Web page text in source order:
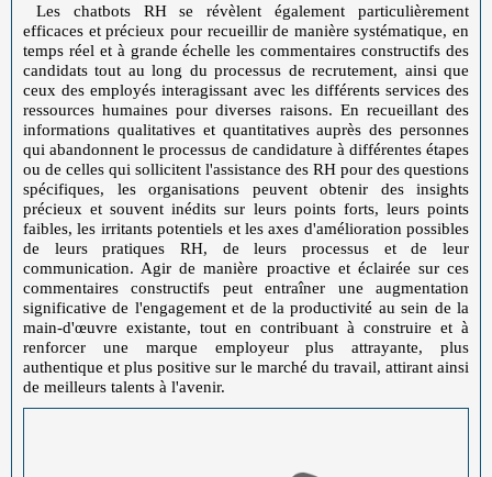
Les chatbots RH se révèlent également particulièrement
efficaces et précieux pour recueillir de manière systématique, en
temps réel et à grande échelle les commentaires constructifs des
candidats tout au long du processus de recrutement, ainsi que
ceux des employés interagissant avec les différents services des
ressources humaines pour diverses raisons. En recueillant des
informations qualitatives et quantitatives auprès des personnes
qui abandonnent le processus de candidature à différentes étapes
ou de celles qui sollicitent l'assistance des RH pour des questions
spécifiques, les organisations peuvent obtenir des insights
précieux et souvent inédits sur leurs points forts, leurs points
faibles, les irritants potentiels et les axes d'amélioration possibles
de leurs pratiques RH, de leurs processus et de leur
communication. Agir de manière proactive et éclairée sur ces
commentaires constructifs peut entraîner une augmentation
significative de l'engagement et de la productivité au sein de la
main-d'œuvre existante, tout en contribuant à construire et à
renforcer une marque employeur plus attrayante, plus
authentique et plus positive sur le marché du travail, attirant ainsi
de meilleurs talents à l'avenir.